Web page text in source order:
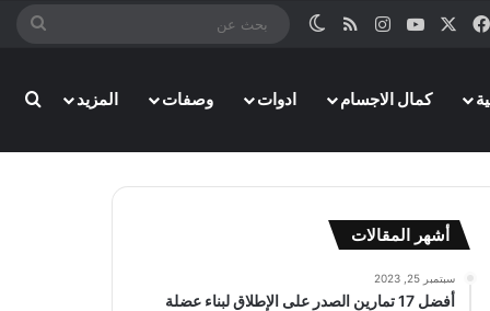
فيسبوك ‫YouTubeانستقرامملخص الموقع RSS
الوضع المظلم
بحث
كمال الاجسام ادوات وصفات المزيد
أشهر المقالات
سبتمبر 25, 2023
أفضل 17 تمارين الصدر على الإطلاق لبناء عضلة